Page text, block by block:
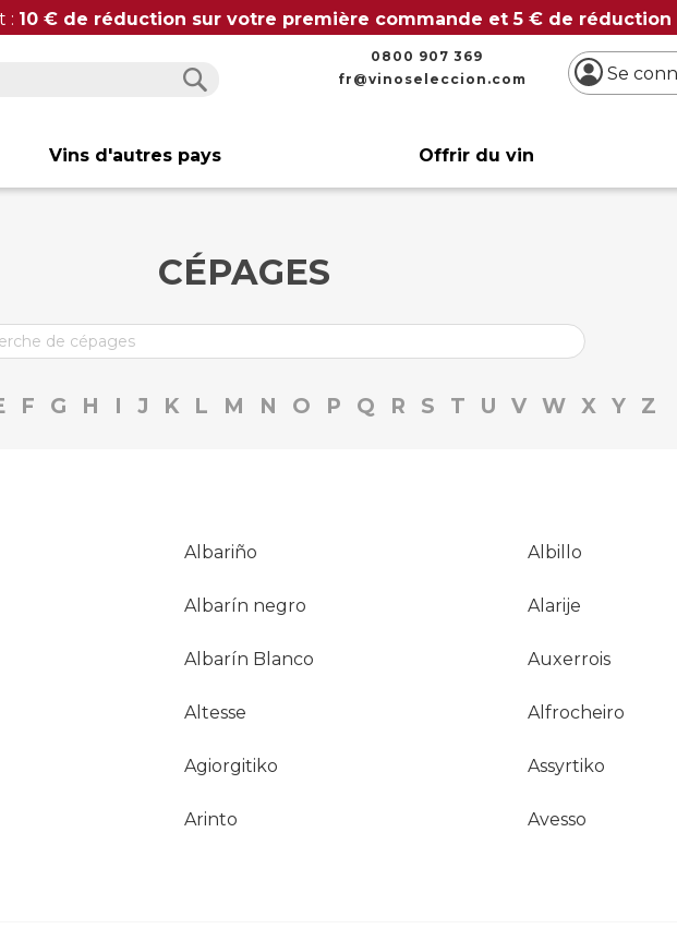
: 10 € de réduction sur votre première commande et 5 € de
0800 907 369
fr@vinoseleccion.com
Se
Vins d'autres pays Offrir du vin
CÉPAGES
F G H I J K L M N O P Q R S T U V W X Y Z
Albariño Albillo
Albarín negro Alarije
Albarín Blanco Auxerrois
Altesse Alfrocheiro
Agiorgitiko Assyrtiko
Arinto Avesso